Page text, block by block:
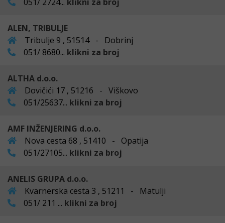
ALEN, TRIBULJE
Tribulje 9 , 51514 - Dobrinj
051/ 8680... klikni za broj
ALTHA d.o.o.
Dovičići 17 , 51216 - Viškovo
051/25637... klikni za broj
AMF INŽENJERING d.o.o.
Nova cesta 68 , 51410 - Opatija
051/27105... klikni za broj
ANELIS GRUPA d.o.o.
Kvarnerska cesta 3 , 51211 - Matulji
051/ 211 ... klikni za broj